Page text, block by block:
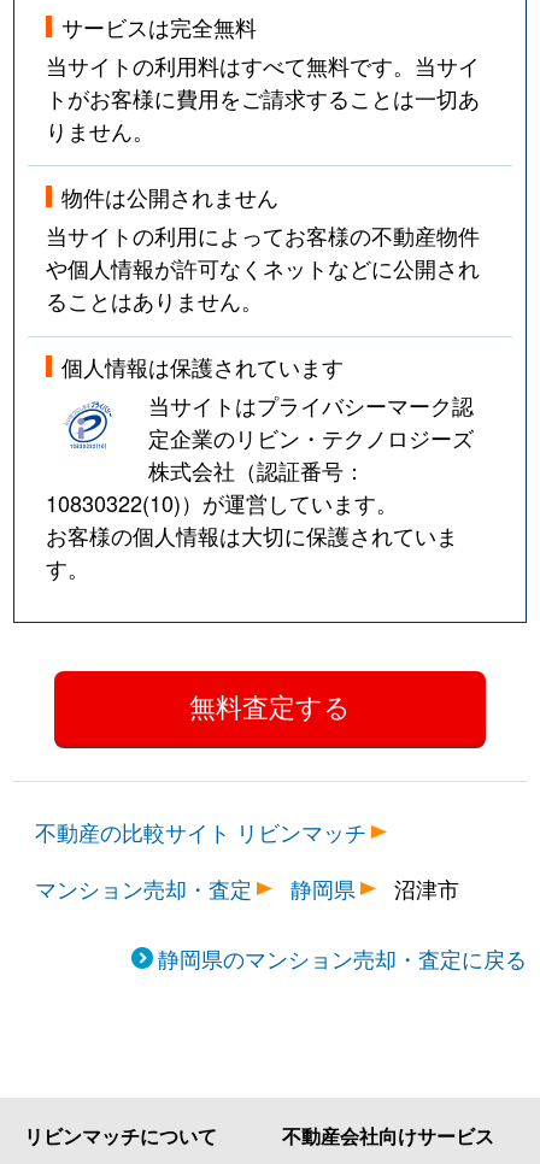
サービスは完全無料
当サイトの利用料はすべて無料です。当サイ
トがお客様に費用をご請求することは一切あ
りません。
物件は公開されません
当サイトの利用によってお客様の不動産物件
や個人情報が許可なくネットなどに公開され
ることはありません。
個人情報は保護されています
当サイトはプライバシーマーク認
定企業のリビン・テクノロジーズ
株式会社（認証番号：
10830322(10)）が運営しています。
お客様の個人情報は大切に保護されていま
す。
不動産の比較サイト リビンマッチ
マンション売却・査定
静岡県 沼津市
静岡県のマンション売却・査定に戻る
リビンマッチについて 不動産会社向けサービス